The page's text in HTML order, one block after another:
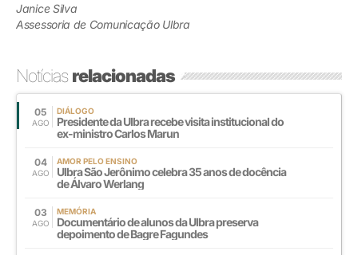
Janice Silva
Assessoria de Comunicação Ulbra
Notíciasrelacionadas
05
AGO
DIÁLOGO
Presidente da Ulbra recebe visita institucional do
ex-ministro Carlos Marun
04
AGO
AMOR PELO ENSINO
Ulbra São Jerônimo celebra 35 anos de docência
de Álvaro Werlang
03
AGO
MEMÓRIA
Documentário de alunos da Ulbra preserva
depoimento de Bagre Fagundes